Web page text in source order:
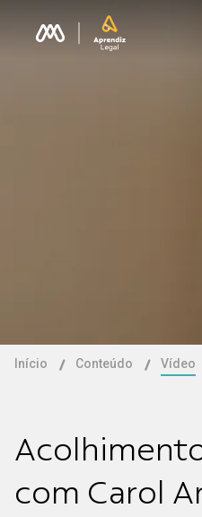
Início Conteúdo Vídeo
com Carol